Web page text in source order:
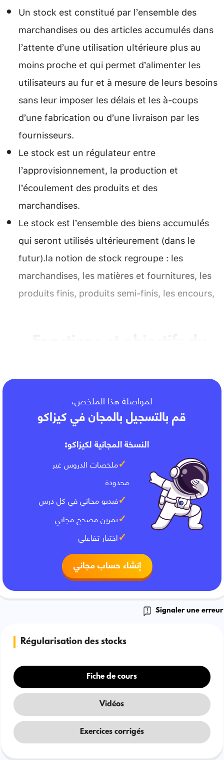
Un stock est constitué par l’ensemble des
marchandises ou des articles accumulés dans
l’attente d’une utilisation ultérieure plus au
moins proche et qui permet d’alimenter les
utilisateurs au fur et à mesure de leurs besoins
sans leur imposer les délais et les à-coups
d’une fabrication ou d’une livraison par les
fournisseurs.
Le stock est un régulateur entre
l’approvisionnement, la production et
l’écoulement des produits et des
marchandises.
Le stock est l’ensemble des biens accumulés
qui seront utilisés ultérieurement (dans le
futur).la notion de stock regroupe : les
marchandises, les matières et fournitures, les
produits finis, produits semi-finis, les encours,
لمواصلة هذا الملخص،
قم بالتسجيل بالمجان في كيزاكو
النسخة المجانية لكيزاكو:
ملخصات الدروس غير
محدودة
فيديو مجاني في كل درس
تمرين مصحح مجاني
اختبار تفاعلي
إنشاء حساب مجاني
Signaler une erreur
Régularisation des stocks
Fiche de cours
Vidéos
Exercices corrigés